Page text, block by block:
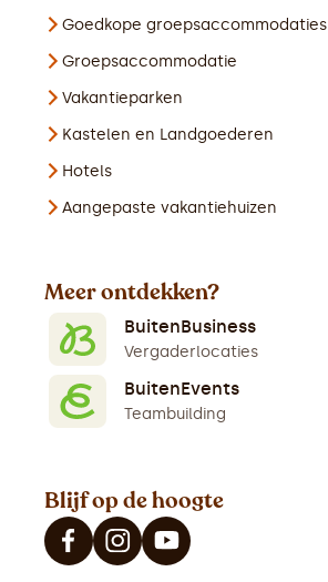
Goedkope groepsaccommodaties
Groepsaccommodatie
Vakantieparken
Kastelen en Landgoederen
Hotels
Aangepaste vakantiehuizen
Meer ontdekken?
BuitenBusiness
Vergaderlocaties
BuitenEvents
Teambuilding
Blijf op de hoogte